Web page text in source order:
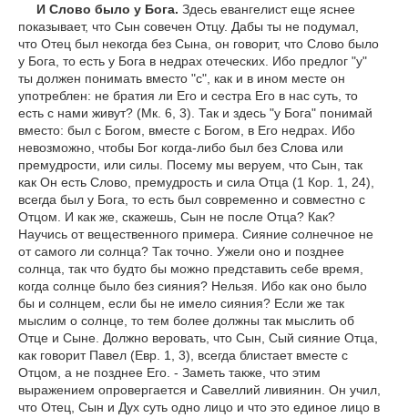
И Слово было у Бога. Здесь евангелист еще яснее
показывает, что Сын совечен Отцу. Дабы ты не подумал,
что Отец был некогда без Сына, он говорит, что Слово было
у Бога, то есть у Бога в недрах отеческих. Ибо предлог "у"
ты должен понимать вместо "с", как и в ином месте он
употреблен: не братия ли Его и сестра Его в нас суть, то
есть с нами живут? (Мк. 6, 3). Так и здесь "у Бога" понимай
вместо: был с Богом, вместе с Богом, в Его недрах. Ибо
невозможно, чтобы Бог когда-либо был без Слова или
премудрости, или силы. Посему мы веруем, что Сын, так
как Он есть Слово, премудрость и сила Отца (1 Кор. 1, 24),
всегда был у Бога, то есть был современно и совместно с
Отцом. И как же, скажешь, Сын не после Отца? Как?
Научись от вещественного примера. Сияние солнечное не
от самого ли солнца? Так точно. Ужели оно и позднее
солнца, так что будто бы можно представить себе время,
когда солнце было без сияния? Нельзя. Ибо как оно было
бы и солнцем, если бы не имело сияния? Если же так
мыслим о солнце, то тем более должны так мыслить об
Отце и Сыне. Должно веровать, что Сын, Сый сияние Отца,
как говорит Павел (Евр. 1, 3), всегда блистает вместе с
Отцом, а не позднее Его. - Заметь также, что этим
выражением опровергается и Савеллий ливиянин. Он учил,
что Отец, Сын и Дух суть одно лицо и что это единое лицо в